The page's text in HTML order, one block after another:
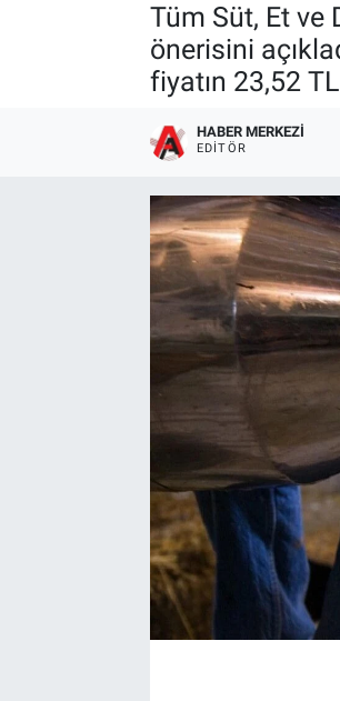
Tüm Süt, Et ve
önerisini
fiyatın 23,52
HABER MERKEZI
EDITÖR